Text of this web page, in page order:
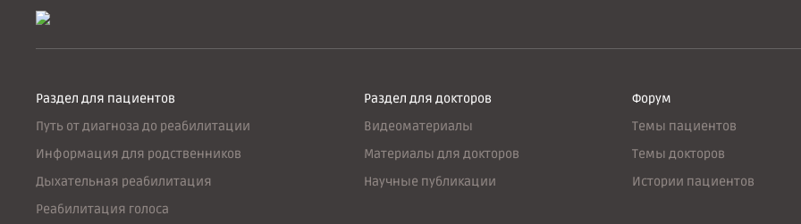
Раздел для пациентов
Путь от диагноза до реабилитации
Информация для родственников
Дыхательная реабилитация
Реабилитация голоса
Раздел для докторов
Видеоматериалы
Материалы для докторов
Научные публикации
Форум
Темы пациентов
Темы докторов
Истории пациентов